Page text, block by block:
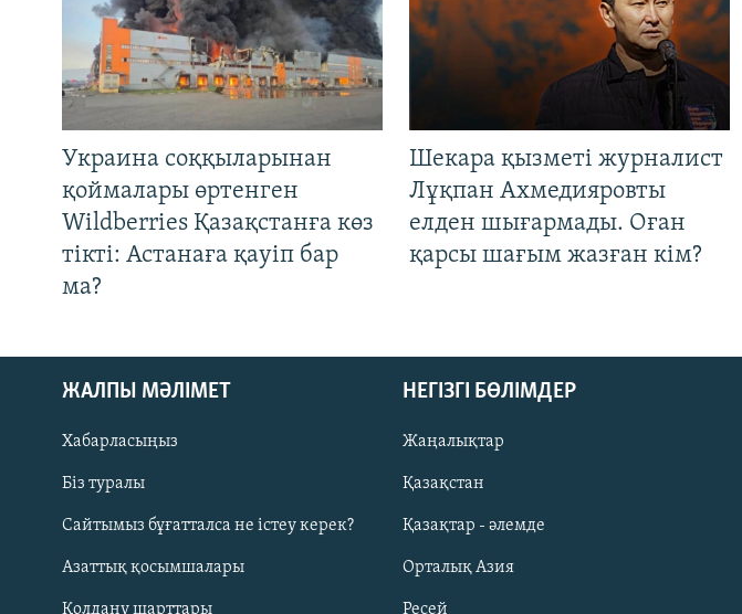
Русский
ЖАЗЫЛЫҢЫЗ
Украина соққыларынан
қоймалары өртенген
Wildberries Қазақстанға көз
тікті: Астанаға қауіп бар
ма?
Шекара қызметі журналист
Лұқпан Ахмедияровты
елден шығармады. Оған
қарсы шағым жазған кім?
ЖАЛПЫ МӘЛІМЕТ
Хабарласыңыз
Біз туралы
Сайтымыз бұғатталса не істеу керек?
Азаттық қосымшалары
Қолдану шарттары
НЕГІЗГІ БӨЛІМДЕР
Жаңалықтар
Қазақстан
Қазақтар - әлемде
Орталық Азия
Ресей